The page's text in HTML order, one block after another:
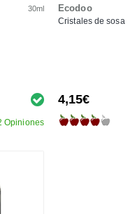
30ml
Opiniones
Ecodoo
Cristales de sosa
4,15€